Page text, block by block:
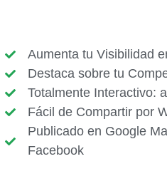
Aumenta tu Visibilidad
Destaca sobre tu
Totalmente Interactivo:
Fácil de Compartir por
Publicado en Google
Facebook